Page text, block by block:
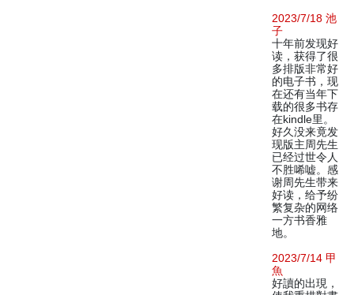
2023/7/18 池
子
十年前发现好
读，获得了很
多排版非常好
的电子书，现
在还有当年下
载的很多书存
在kindle里。
好久没来竟发
现版主周先生
已经过世令人
不胜唏嘘。感
谢周先生带来
好读，给予纷
繁复杂的网络
一方书香雅
地。
2023/7/14 甲
魚
好讀的出現，